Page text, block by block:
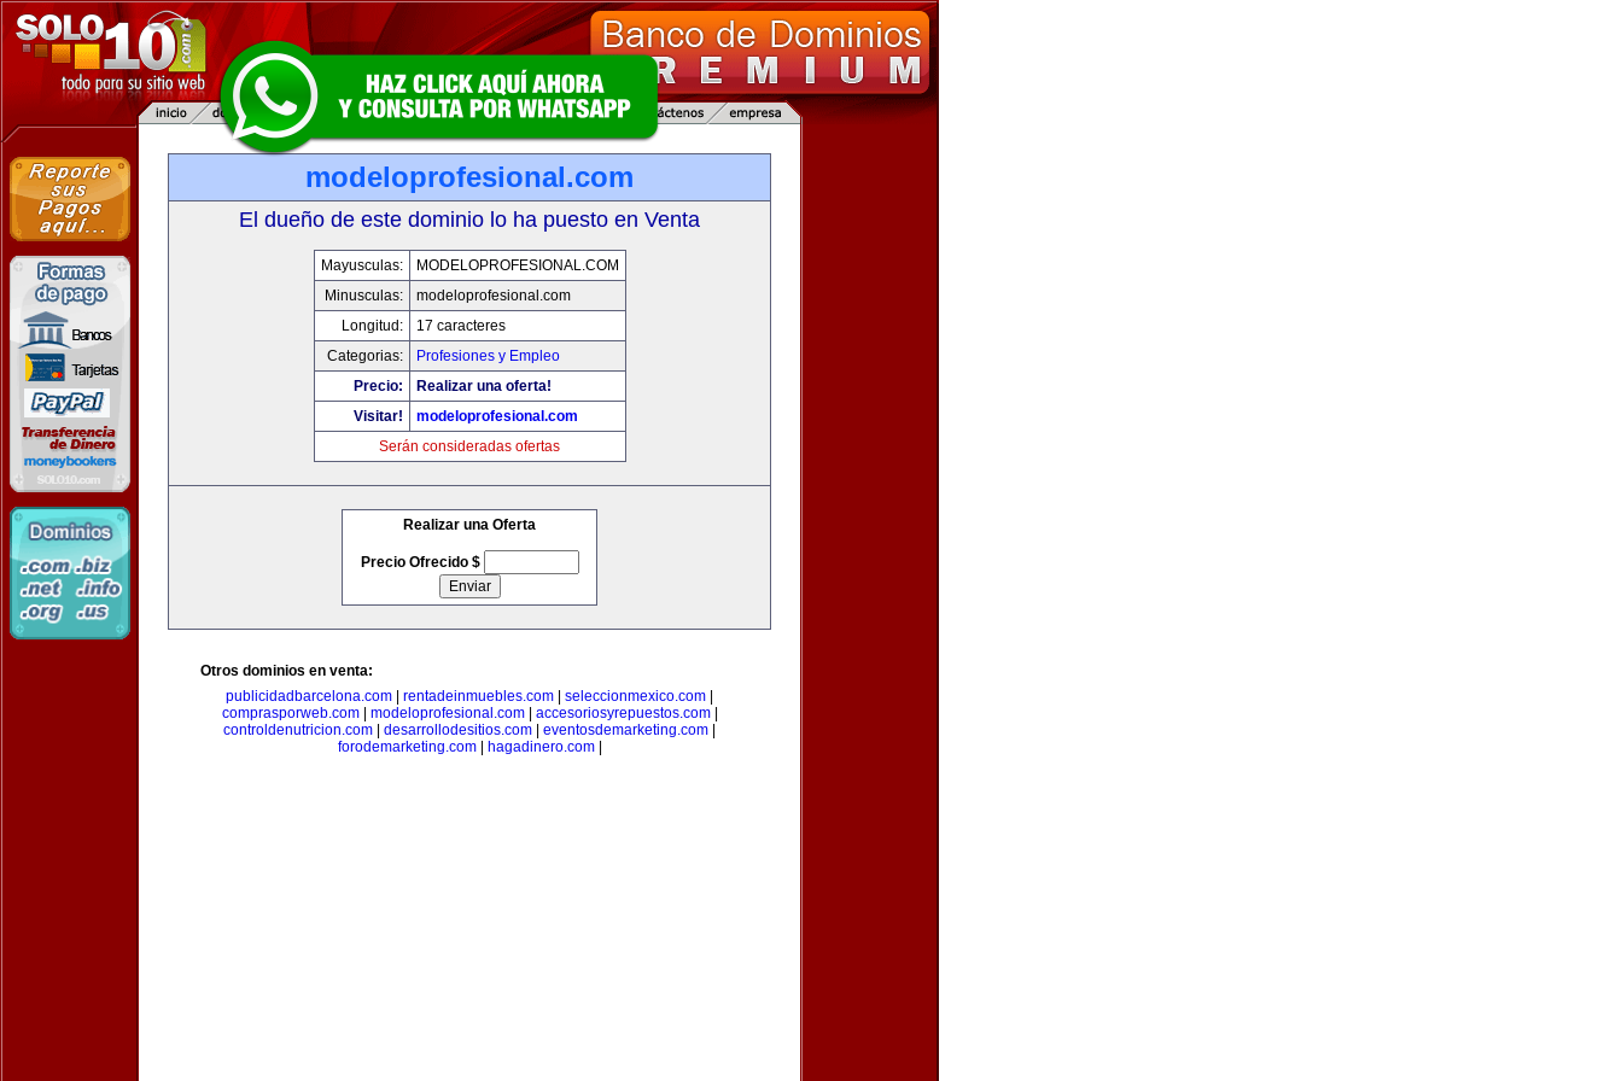
modeloprofesional.com
El dueño de este dominio lo ha puesto en Venta
Mayusculas:
MODELOPROFESIONAL.COM
Minusculas:
modeloprofesional.com
Longitud:
17 caracteres
Categorias:
Profesiones y Empleo
Precio:
Realizar una oferta!
Visitar!
modeloprofesional.com
Serán consideradas ofertas
Realizar una Oferta
Precio Ofrecido $
Otros dominios en venta:
publicidadbarcelona.com
rentadeinmuebles.com seleccionmexico.com
comprasporweb.com| modeloprofesional.com| accesoriosyrepuestos.com|
controldenutricion.com
desarrollodesitios.com eventosdemarketing.com
forodemarketing.com| hagadinero.com|